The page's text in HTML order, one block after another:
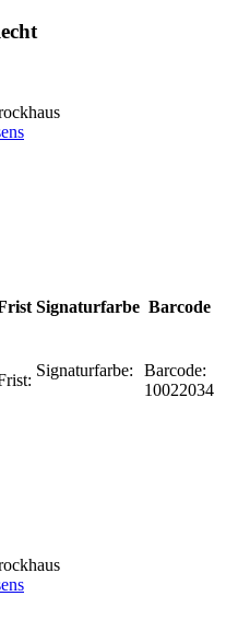
Signaturfarbe Barcode
Signaturfarbe:
Barcode:
10022034